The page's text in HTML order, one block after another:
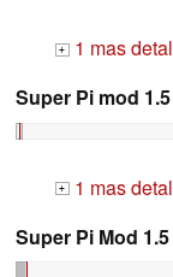
+ 1 mas
Super Pi mod
+ 1 mas
Super Pi Mod